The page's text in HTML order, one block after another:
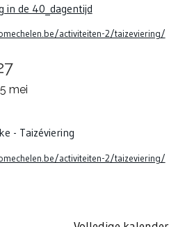
in de 40_dagentijd
activiteiten-2/taizeviering/
mei
- Taizéviering
activiteiten-2/taizeviering/